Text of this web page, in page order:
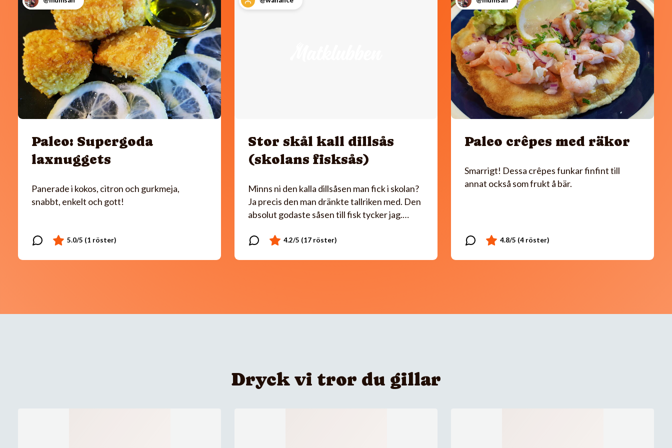
Paleo: Supergoda
laxnuggets
Panerade i kokos, citron och gurkmeja,
snabbt, enkelt och gott!
Stor skål kall dillsås
(skolans fisksås)
Minns ni den kalla dillsåsen man fick i skolan?
Ja precis den man dränkte tallriken med. Den
absolut godaste såsen till fisk tycker jag.…
Paleo crêpes med räkor
Smarrigt! Dessa crêpes funkar finfint till
annat också som frukt å bär.
Dryck vi tror du gillar